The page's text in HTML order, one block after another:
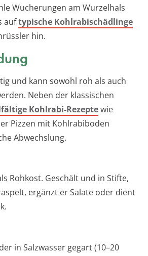
Wucherungen am Wurzelhals
auftypische Kohlrabischädlinge
hin.
und kann sowohl roh als auch
Neben der klassischen
Kohlrabi-Rezeptewie
Pizzen mit Kohlrabiboden
Abwechslung.
Rohkost. Geschält und in Stifte,
ergänzt er Salate oder dient
in Salzwasser gegart (10–20